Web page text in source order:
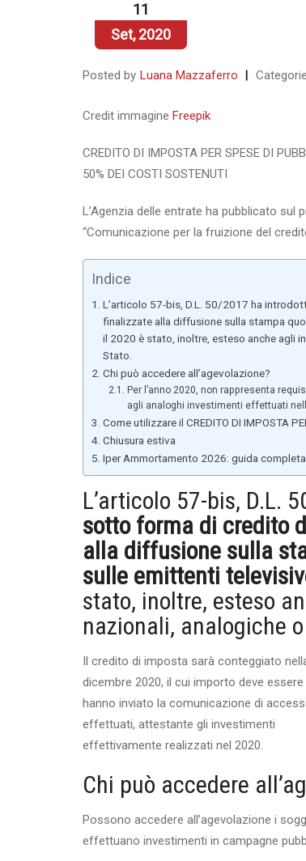
11
Set, 2020
Posted by Luana Mazzaferro
Credit immagine Freepik
CREDITO DI IMPOSTA PER SPESE DI
50% DEI COSTI SOSTENUTI
L’Agenzia delle entrate ha pubblicato
“Comunicazione per la fruizione del
Indice
L’articolo 57-bis, D.L. 50/2017 ha
finalizzate alla diffusione sulla stampa
il 2020 è stato, inoltre, esteso anche agli
Stato.
Chi può accedere all’agevolazione?
Per l’anno 2020, non rappresenta
agli analoghi investimenti effettuati
Come utilizzare il CREDITO DI IMPOSTA
Chiusura estiva
Iper Ammortamento 2026: guida
L’articolo 57-bis, D.L.
sotto forma di credito
alla diffusione sulla
sulle emittenti
stato, inoltre, esteso
nazionali, analogiche
Il credito di imposta sarà conteggiato
dicembre 2020, il cui importo deve
hanno inviato la comunicazione di
effettuati, attestante gli investimenti
effettivamente realizzati nel 2020.
Chi può accedere
Possono accedere all’agevolazione i
effettuano investimenti in campagne